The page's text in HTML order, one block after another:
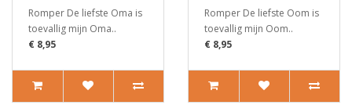
Romper De liefste Oma is
toevallig mijn Oma..
€ 8,95
Romper De liefste Oom is
toevallig mijn Oom..
€ 8,95